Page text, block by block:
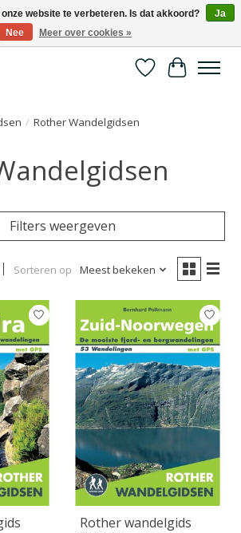
en gezondheid
Verlanglijst
/ Rother Wandelgidsen
Filters weergeven
Sorteren op Meest bekeken
Rother wandelgids
website te verbeteren. Is dat akkoord?
Ja
Nee
Meer over cookies »